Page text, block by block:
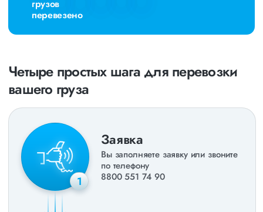
грузов
перевезено
Четыре простых шага для перевозки
вашего груза
1
Заявка
Вы заполняете заявку или звоните
по телефону
8800 551 74 90